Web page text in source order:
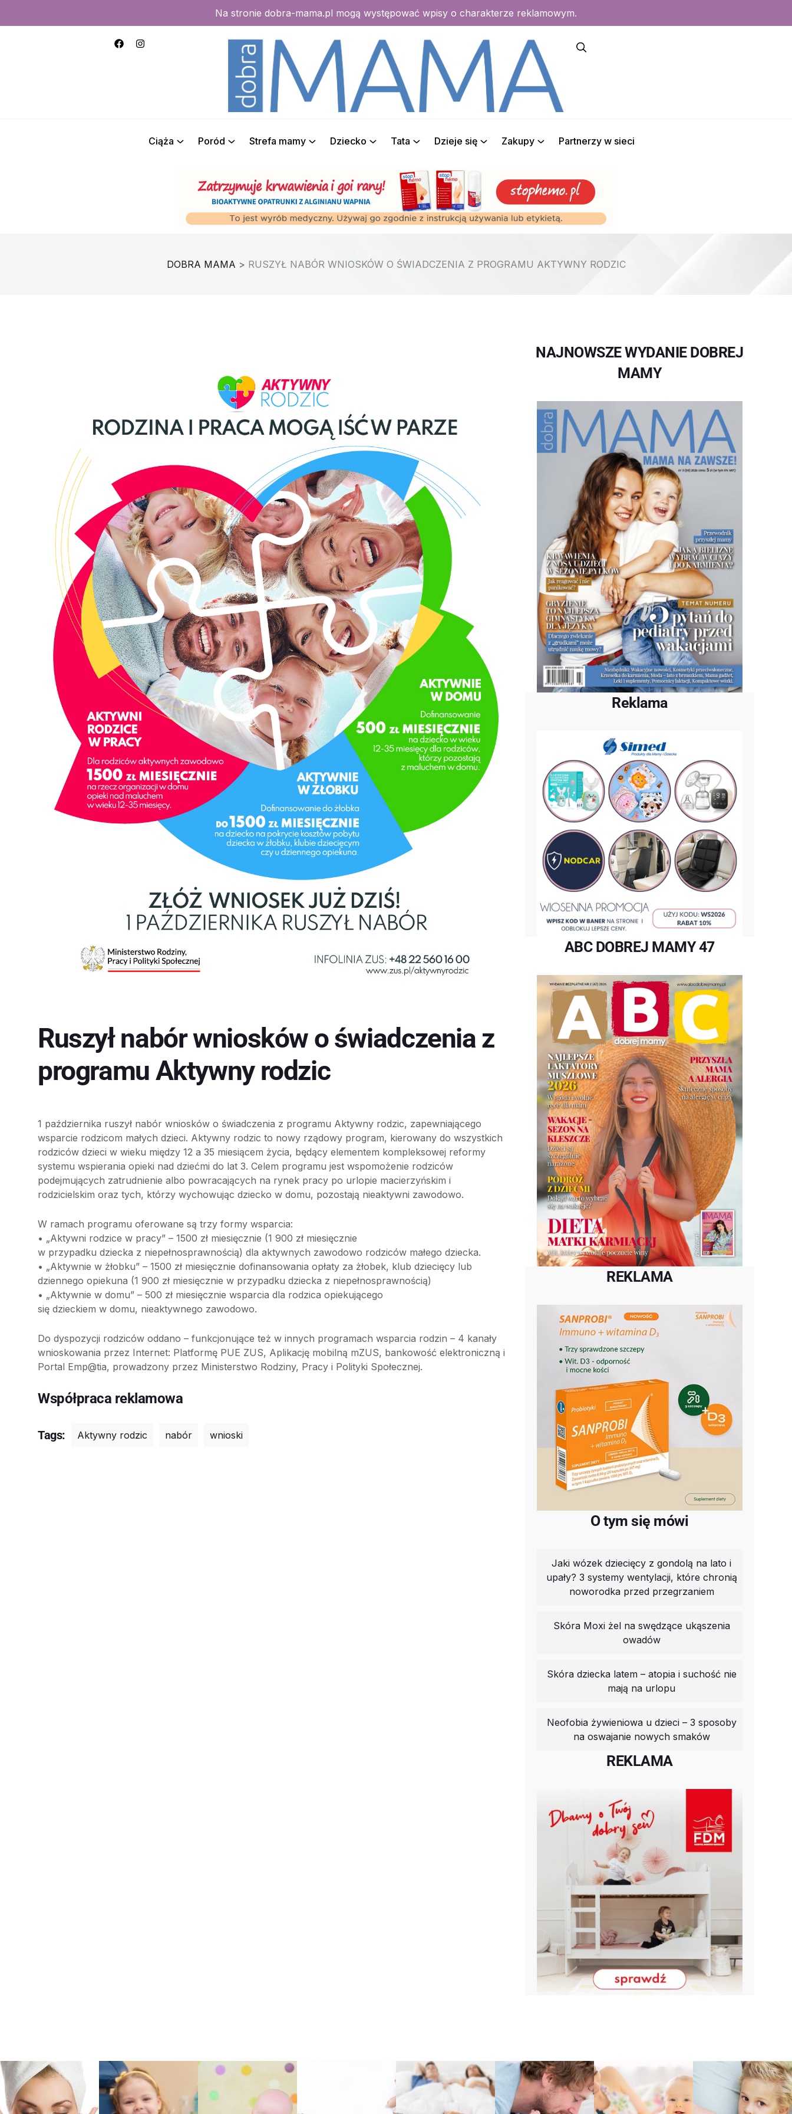
Na stronie dobra-mama.pl mogą występować wpisy o charakterze reklamowym.
Ciąża Poród Strefa mamy Dziecko Tata Dzieje się Zakupy Partnerzy w sieci
DOBRA MAMA > RUSZYŁ NABÓR WNIOSKÓW O ŚWIADCZENIA Z PROGRAMU AKTYWNY RODZIC
Ruszył nabór wniosków o świadczenia z
programu Aktywny rodzic
1 października ruszył nabór wniosków o świadczenia z programu Aktywny rodzic, zapewniającego
wsparcie rodzicom małych dzieci. Aktywny rodzic to nowy rządowy program, kierowany do wszystkich
rodziców dzieci w wieku między 12 a 35 miesiącem życia, będący elementem kompleksowej reformy
systemu wspierania opieki nad dziećmi do lat 3. Celem programu jest wspomożenie rodziców
podejmujących zatrudnienie albo powracających na rynek pracy po urlopie macierzyńskim i
rodzicielskim oraz tych, którzy wychowując dziecko w domu, pozostają nieaktywni zawodowo.
W ramach programu oferowane są trzy formy wsparcia:
• „Aktywni rodzice w pracy” – 1500 zł miesięcznie (1 900 zł miesięcznie
w przypadku dziecka z niepełnosprawnością) dla aktywnych zawodowo rodziców małego dziecka.
• „Aktywnie w żłobku” – 1500 zł miesięcznie dofinansowania opłaty za żłobek, klub dziecięcy lub
dziennego opiekuna (1 900 zł miesięcznie w przypadku dziecka z niepełnosprawnością)
• „Aktywnie w domu” – 500 zł miesięcznie wsparcia dla rodzica opiekującego
się dzieckiem w domu, nieaktywnego zawodowo.
Do dyspozycji rodziców oddano – funkcjonujące też w innych programach wsparcia rodzin – 4 kanały
wnioskowania przez Internet: Platformę PUE ZUS, Aplikację mobilną mZUS, bankowość elektroniczną i
Portal Emp@tia, prowadzony przez Ministerstwo Rodziny, Pracy i Polityki Społecznej.
Współpraca reklamowa
Tags: Aktywny rodzic nabór wnioski
NAJNOWSZE WYDANIE DOBREJ
MAMY
Reklama
ABC DOBREJ MAMY 47
REKLAMA
O tym się mówi
Jaki wózek dziecięcy z gondolą na lato i
upały? 3 systemy wentylacji, które chronią
noworodka przed przegrzaniem
Skóra Moxi żel na swędzące ukąszenia
owadów
Skóra dziecka latem – atopia i suchość nie
mają na urlopu
Neofobia żywieniowa u dzieci – 3 sposoby
na oswajanie nowych smaków
REKLAMA